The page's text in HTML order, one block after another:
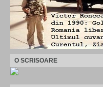
O SCRISOARE